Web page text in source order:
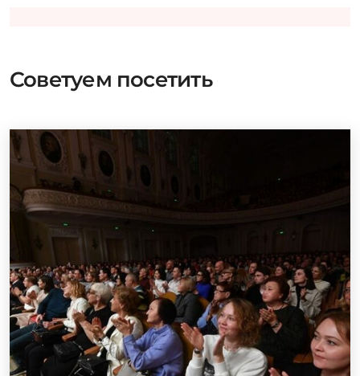
Советуем посетить